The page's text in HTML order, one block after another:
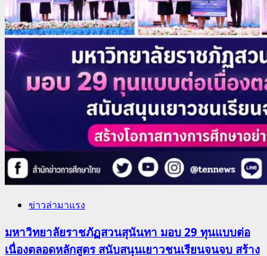
ข่าวล่ามาแรง
มหาวิทยาลัยราชภัฏสวนสุนันทา มอบ 29 ทุนแบบต่อ
เนื่องตลอดหลักสูตร สนับสนุนเยาวชนเรียนจนจบ สร้าง